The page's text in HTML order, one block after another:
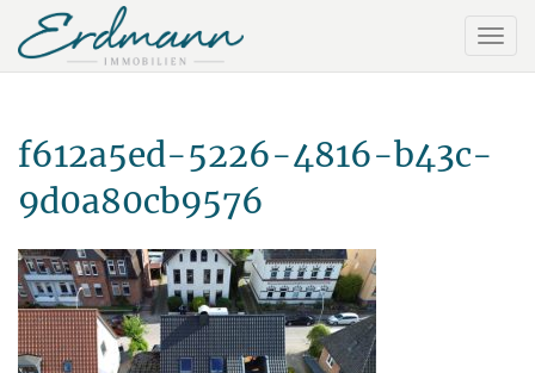
f612a5ed-5226-4816-b43c-
9d0a80cb9576